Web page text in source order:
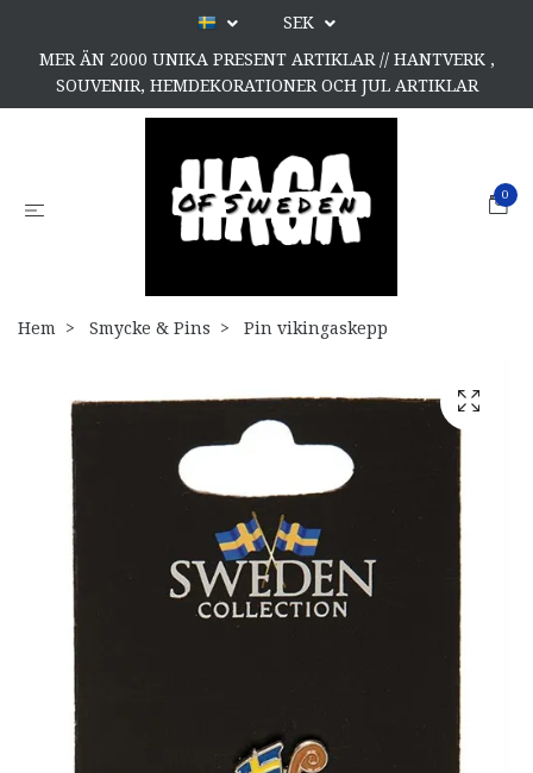
SEK
MER ÄN 2000 UNIKA PRESENT ARTIKLAR // HANTVERK ,
SOUVENIR, HEMDEKORATIONER OCH JUL ARTIKLAR
0
Hem Smycke & Pins Pin vikingaskepp